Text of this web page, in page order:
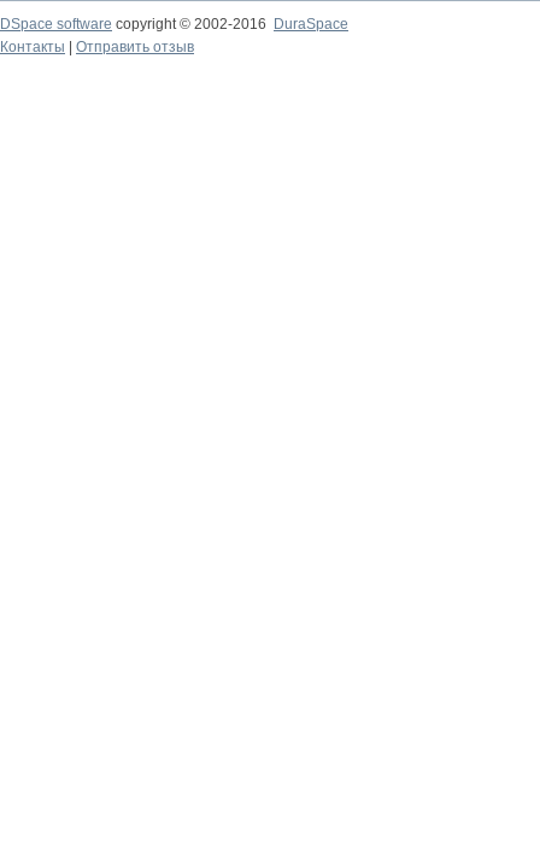
DSpace software copyright © 2002-2016
DuraSpace
Контакты
Отправить отзыв